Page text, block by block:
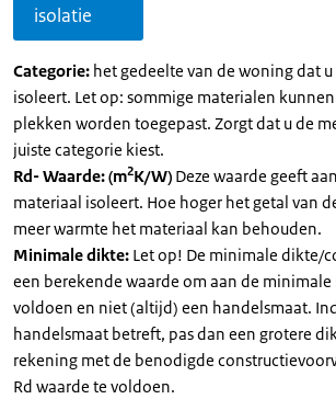
isolatie
Categorie: het gedeelte van de woning dat
isoleert. Let op: sommige materialen
plekken worden toegepast. Zorgt dat u de
juiste categorie kiest.
Rd- Waarde: (m2K/W) Deze waarde geeft
materiaal isoleert. Hoe hoger het getal van
meer warmte het materiaal kan behouden.
Minimale dikte: Let op! De minimale dikte/
een berekende waarde om aan de minimale
voldoen en niet (altijd) een handelsmaat.
handelsmaat betreft, pas dan een grotere
rekening met de benodigde
Rd waarde te voldoen.